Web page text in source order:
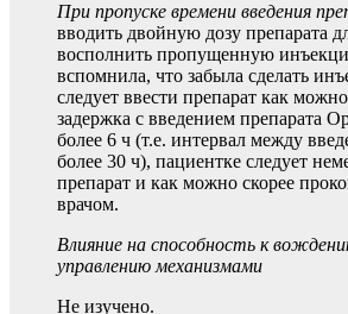
При пропуске времени введения
вводить двойную дозу препарата
восполнить пропущенную
вспомнила, что забыла сделать
следует ввести препарат как
задержка с введением препарата
более 6 ч (т.е. интервал между
более 30 ч), пациентке следует
препарат и как можно скорее
врачом.
Влияние на способность к
управлению механизмами
Не изучено.